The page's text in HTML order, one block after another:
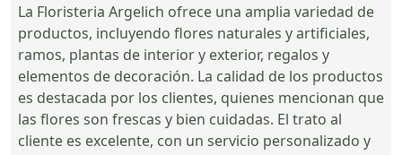
La Floristeria Argelich ofrece una amplia variedad de
productos, incluyendo flores naturales y artificiales,
ramos, plantas de interior y exterior, regalos y
elementos de decoración. La calidad de los productos
es destacada por los clientes, quienes mencionan que
las flores son frescas y bien cuidadas. El trato al
cliente es excelente, con un servicio personalizado y